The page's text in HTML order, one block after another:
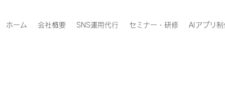
ホーム 会社概要 SNS運用代行 セミナー・研修 AIアプリ制